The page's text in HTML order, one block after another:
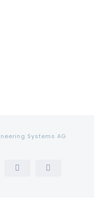
Systems AG
InstagramTiktok